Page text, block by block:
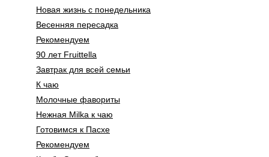
Новая жизнь с понедельника
Весенняя пересадка
Рекомендуем
90 лет Fruittella
Завтрак для всей семьи
К чаю
Молочные фавориты
Нежная Milka к чаю
Готовимся к Пасхе
Рекомендуем